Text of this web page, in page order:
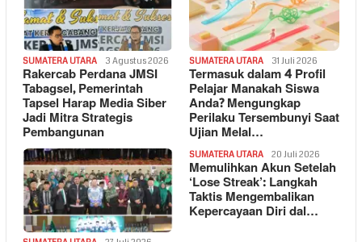
SUMATERA UTARA 3 Agustus 2026
Rakercab Perdana JMSI
Tabagsel, Pemerintah
Tapsel Harap Media Siber
Jadi Mitra Strategis
Pembangunan
SUMATERA UTARA 31 Juli 2026
Termasuk dalam 4 Profil
Pelajar Manakah Siswa
Anda? Mengungkap
Perilaku Tersembunyi Saat
Ujian Melal…
SUMATERA UTARA 20 Juli 2026
Memulihkan Akun Setelah
‘Lose Streak’: Langkah
Taktis Mengembalikan
Kepercayaan Diri dal…